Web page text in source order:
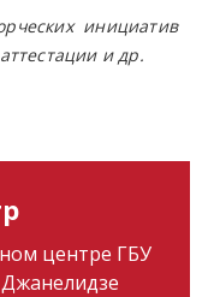
инициатив
и др.
центре ГБУ